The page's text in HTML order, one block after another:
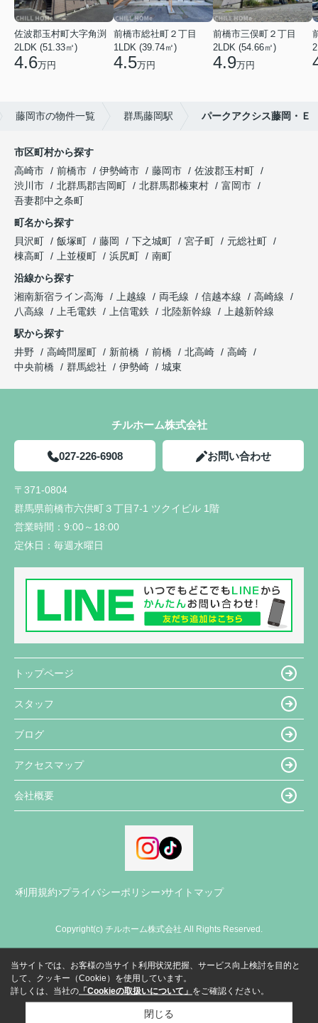
佐波郡玉村町大字角渕
2LDK (51.33㎡)
4.6万円
前橋市総社町２丁目
1LDK (39.74㎡)
4.5万円
前橋市三俣町２丁目
2LDK (54.66㎡)
4.9万円
藤岡市の物件一覧 群馬藤岡駅 パークアクシス藤岡・Ｅ
市区町村から探す
高崎市
前橋市 伊勢崎市 藤岡市
佐波郡玉村町
渋川市
北群馬郡吉岡町 北群馬郡榛東村
富岡市
吾妻郡中之条町
町名から探す
貝沢町
飯塚町 藤岡 下之城町 宮子町
元総社町
棟高町
上並榎町 浜尻町
南町
沿線から探す
湘南新宿ライン高海
上越線 両毛線 信越本線
高崎線
八高線
上毛電鉄 上信電鉄 北陸新幹線
上越新幹線
駅から探す
井野
高崎問屋町 新前橋 前橋 北高崎
高崎
中央前橋
群馬総社 伊勢崎 城東
チルホーム株式会社
027-226-6908 お問い合わせ
〒371-0804
群馬県前橋市六供町３丁目7-1 ツクイビル 1階
営業時間： 9:00～18:00
定休日： 毎週水曜日
トップページ
スタッフ
ブログ
アクセスマップ
会社概要
利用規約 プライバシーポリシー サイトマップ
Copyright(c) チルホーム株式会社 All Rights Reserved.
当サイトでは、お客様の当サイト利用状況把握、サービス向上検討を目的と
して、クッキー（Cookie）を使用しています。
詳しくは、当社の 「Cookieの取扱いについて」 をご確認ください。
閉じる